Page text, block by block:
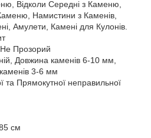
Відколи Середні з Каменю,
Намистини з Каменів,
Амулети, Камені для Кулонів.
Прозорий
Довжина каменів 6-10 мм,
3-6 мм
та Прямокутної неправильної
см